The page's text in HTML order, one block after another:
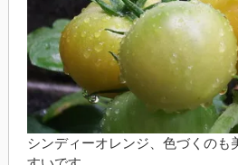
シンディーオレンジ、色づくのも